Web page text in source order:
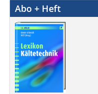
Abo + Heft